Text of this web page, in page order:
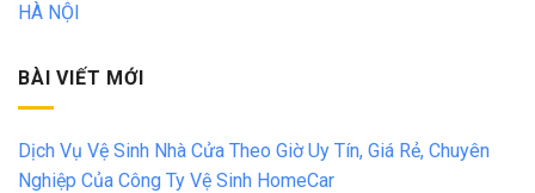
HÀ NỘI
BÀI VIẾT MỚI
Dịch Vụ Vệ Sinh Nhà Cửa Theo Giờ Uy Tín, Giá Rẻ, Chuyên
Nghiệp Của Công Ty Vệ Sinh HomeCar